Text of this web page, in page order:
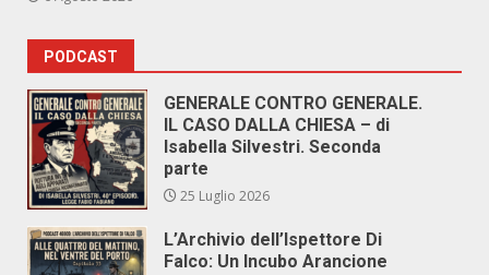
PODCAST
GENERALE CONTRO GENERALE.
IL CASO DALLA CHIESA – di
Isabella Silvestri. Seconda
parte
25 Luglio 2026
L’Archivio dell’Ispettore Di
Falco: Un Incubo Arancione